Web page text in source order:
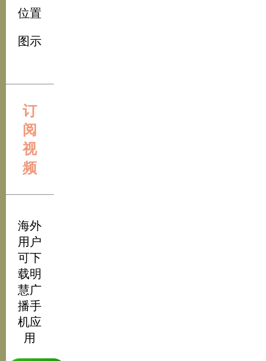
位置
图示
订
阅
视
频
海外
用户
可下
载明
慧广
播手
机应
用